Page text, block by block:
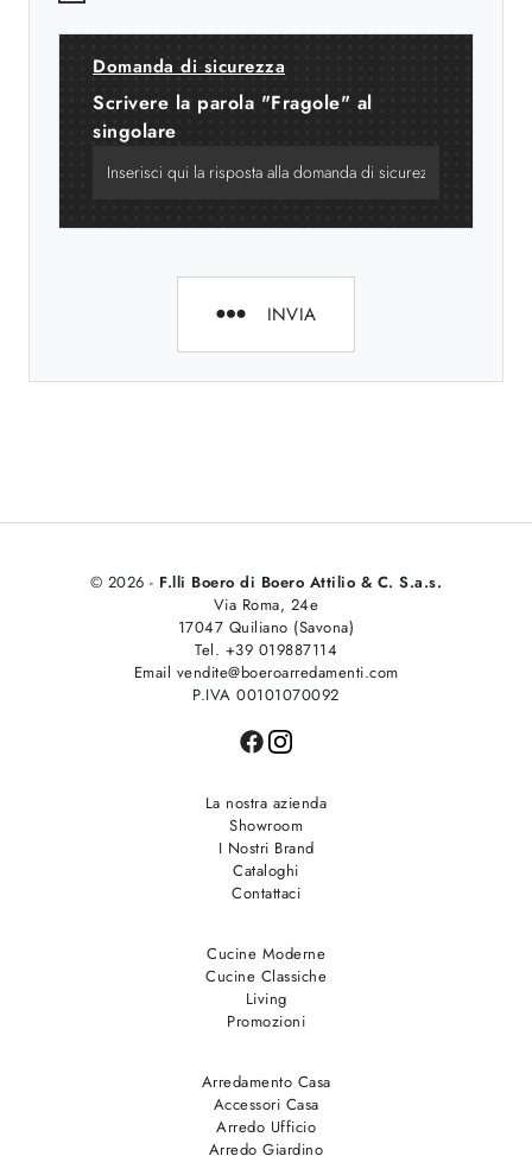
Domanda di sicurezza
Scrivere la parola "Fragole" al
singolare
INVIA
© 2026 - F.lli Boero di Boero Attilio & C. S.a.s.
Via Roma, 24e
17047 Quiliano (Savona)
Tel. +39 019887114
Email vendite@boeroarredamenti.com
P.IVA 00101070092
La nostra azienda
Showroom
I Nostri Brand
Cataloghi
Contattaci
Cucine Moderne
Cucine Classiche
Living
Promozioni
Arredamento Casa
Accessori Casa
Arredo Ufficio
Arredo Giardino